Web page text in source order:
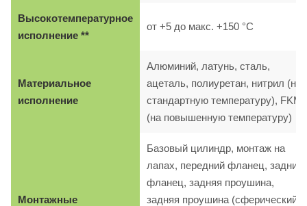
Высокотемпературное
исполнение **
от +5 до макс. +150 °C
Материальное
исполнение
Алюминий, латунь, сталь,
ацеталь, полиуретан, нитрил (на
стандартную температуру), FKM
(на повышенную температуру)
Монтажные
Базовый цилиндр, монтаж на
лапах, передний фланец, задний
фланец, задняя проушина,
задняя проушина (сферический